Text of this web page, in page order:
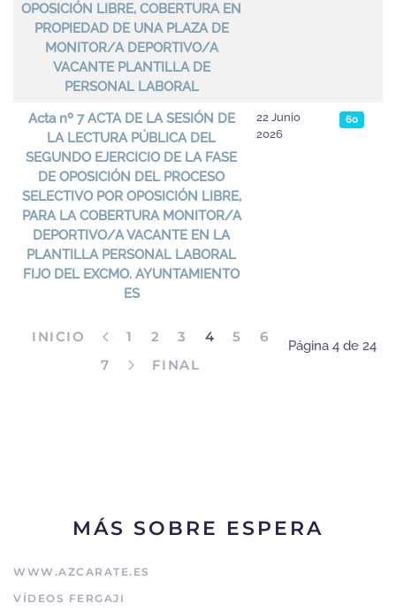
OPOSICIÓN LIBRE, COBERTURA EN
PROPIEDAD DE UNA PLAZA DE
MONITOR/A DEPORTIVO/A
VACANTE PLANTILLA DE
PERSONAL LABORAL
Acta nº 7 ACTA DE LA SESIÓN DE
LA LECTURA PÚBLICA DEL
SEGUNDO EJERCICIO DE LA FASE
DE OPOSICIÓN DEL PROCESO
SELECTIVO POR OPOSICIÓN LIBRE,
PARA LA COBERTURA MONITOR/A
DEPORTIVO/A VACANTE EN LA
PLANTILLA PERSONAL LABORAL
FIJO DEL EXCMO. AYUNTAMIENTO
ES
22 Junio
2026
60
Página 4 de 24
INICIO 1 2 3 4 5
6
7
FINAL
MÁS SOBRE ESPERA
WWW.AZCARATE.ES
VÍDEOS FERGAJI